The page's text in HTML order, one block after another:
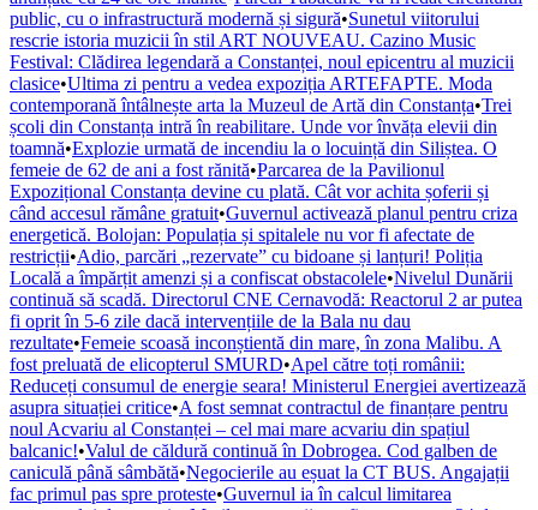
public, cu o infrastructură modernă și sigură•Sunetul viitorului
rescrie istoria muzicii în stil ART NOUVEAU. Cazino Music
Festival: Clădirea legendară a Constanței, noul epicentru al muzicii
clasice•Ultima zi pentru a vedea expoziția ARTEFAPTE. Moda
contemporană întâlnește arta la Muzeul de Artă din Constanța•Trei
școli din Constanța intră în reabilitare. Unde vor învăța elevii din
toamnă•Explozie urmată de incendiu la o locuință din Siliștea. O
femeie de 62 de ani a fost rănită•Parcarea de la Pavilionul
Expozițional Constanța devine cu plată. Cât vor achita șoferii și
când accesul rămâne gratuit•Guvernul activează planul pentru criza
energetică. Bolojan: Populația și spitalele nu vor fi afectate de
restricții•Adio, parcări „rezervate” cu bidoane și lanțuri! Poliția
Locală a împărțit amenzi și a confiscat obstacolele•Nivelul Dunării
continuă să scadă. Directorul CNE Cernavodă: Reactorul 2 ar putea
fi oprit în 5-6 zile dacă intervențiile de la Bala nu dau
rezultate•Femeie scoasă inconștientă din mare, în zona Malibu. A
fost preluată de elicopterul SMURD•Apel către toți românii:
Reduceți consumul de energie seara! Ministerul Energiei avertizează
asupra situației critice•A fost semnat contractul de finanțare pentru
noul Acvariu al Constanței – cel mai mare acvariu din spațiul
balcanic!•Valul de căldură continuă în Dobrogea. Cod galben de
caniculă până sâmbătă•Negocierile au eșuat la CT BUS. Angajații
fac primul pas spre proteste•Guvernul ia în calcul limitarea